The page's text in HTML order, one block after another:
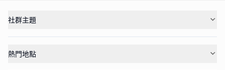
社群主題
熱門地點